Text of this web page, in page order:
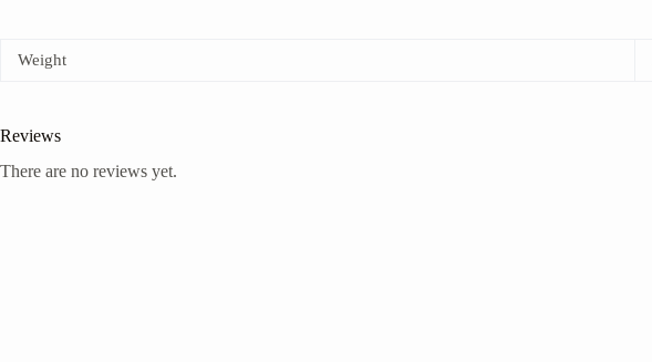
Weight
Reviews
There are no reviews yet.